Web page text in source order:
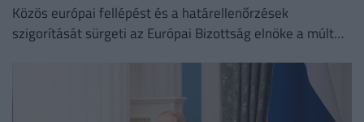
Közös európai fellépést és a határellenőrzések
szigorítását sürgeti az Európai Bizottság elnöke a múlt